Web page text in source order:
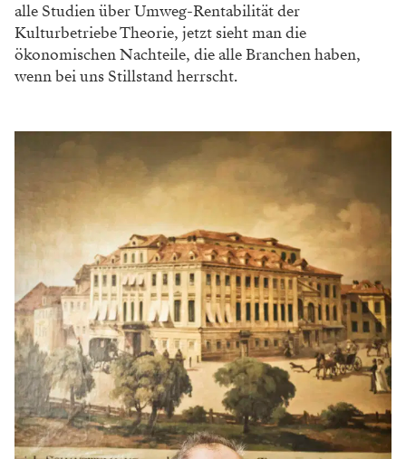
alle Studien über Umweg-Rentabilität der
Kulturbetriebe Theorie, jetzt sieht man die
ökonomischen Nachteile, die alle Branchen haben,
wenn bei uns Stillstand herrscht.